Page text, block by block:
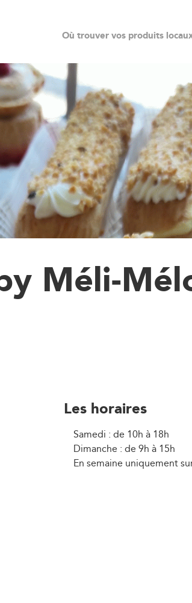
Où trouver vos produits
Méli-
Les horaires
Samedi : de 10h à 18h
Dimanche : de 9h à 15h
En semaine uniquement